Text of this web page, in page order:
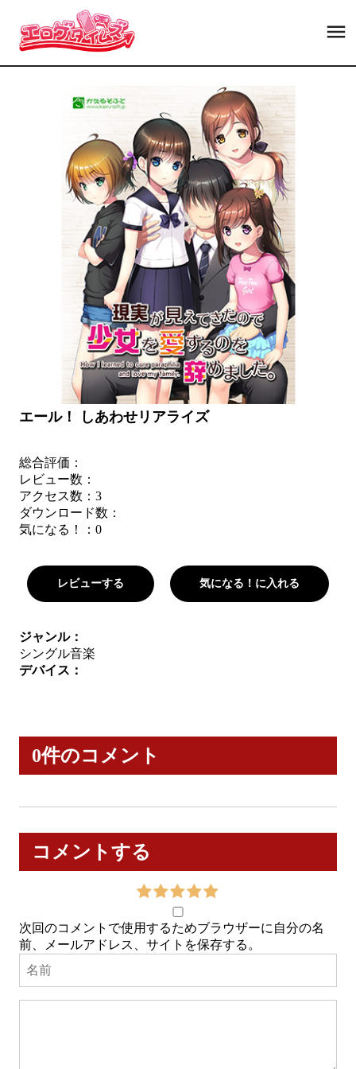
エール！ しあわせリアライズ
総合評価：
レビュー数：
アクセス数：3
ダウンロード数：
気になる！： 0
レビューする 気になる！に入れる
ジャンル：
シングル音楽
デバイス：
0件のコメント
コメントする
次回のコメントで使用するためブラウザーに自分の名
前、メールアドレス、サイトを保存する。